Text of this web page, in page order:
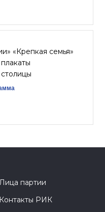
«Крепкая семья»
партии
Контакты РИК